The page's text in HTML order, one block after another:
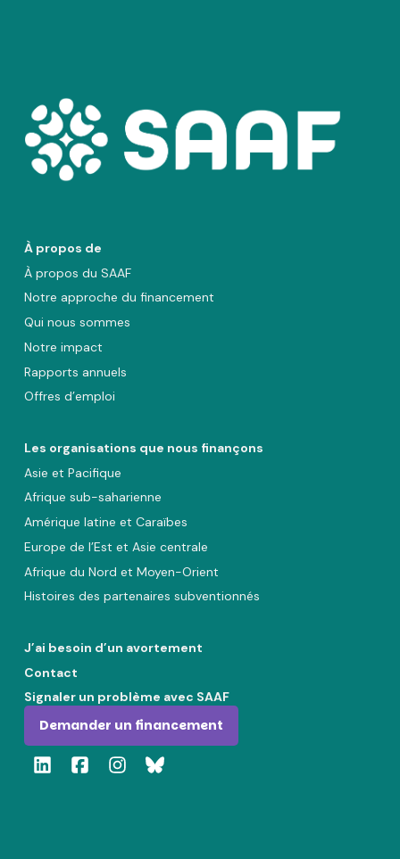
À propos de
À propos du SAAF
Notre approche du financement
Qui nous sommes
Notre impact
Rapports annuels
Offres d’emploi
Les organisations que nous finançons
Asie et Pacifique
Afrique sub-saharienne
Amérique latine et Caraïbes
Europe de l’Est et Asie centrale
Afrique du Nord et Moyen-Orient
Histoires des partenaires subventionnés
J’ai besoin d’un avortement
Contact
Signaler un problème avec SAAF
Demander un financement